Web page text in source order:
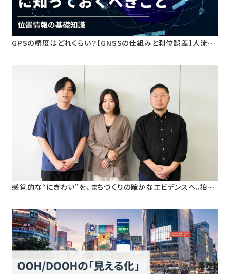
GPSの精度はどれくらい？【GNSSの仕組みと測位誤差】人流デ
感覚的な“にぎわい”を、まちづくりの確かなエビデンスへ。狛江
まちづくり」の定量検証